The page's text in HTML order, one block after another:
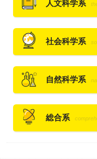
人文科学系
社会科学系
自然科学系
総合系